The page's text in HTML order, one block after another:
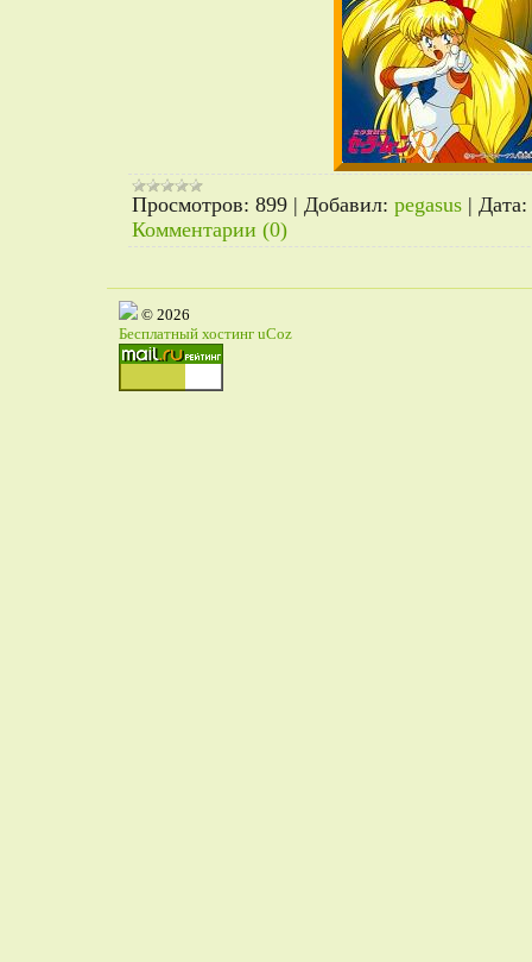
Просмотров: 899 | Добавил: pegasus | Дата:
Комментарии (0)
© 2026
Бесплатный хостинг uCoz